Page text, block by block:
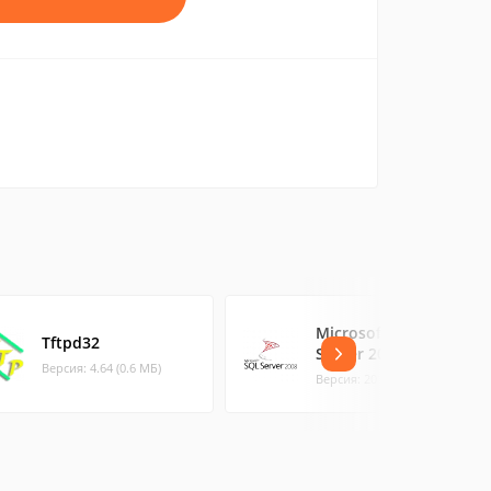
Tftpd32
Версия: 4.64 (0.6 МБ)
Microsoft SQL
Server 2012
Версия: 2012 (126.97 МБ)